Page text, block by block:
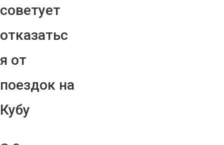
советует
отказатьс
я от
поездок на
Кубу